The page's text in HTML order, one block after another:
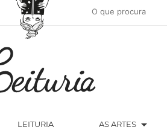
LEITURIA AS ARTES arrow_drop_down